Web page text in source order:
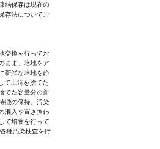
結保存は現在の
存法についてご
交換を行ってお
まま、培地をア
新鮮な培地を静
て上清を捨てた
てた容量分の新
徴の保持、汚染
混入や置き換わ
て培養を行って
種汚染検査を行